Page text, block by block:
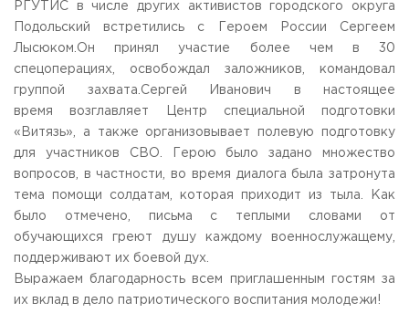
Приемная комиссия
пн-пт: с 10:00 до 17:00;
сб: с 10:00 до 15:30;
РГУТИС в числе других активистов городского округа
Подольский встретились с Героем России Сергеем
Лысюком.Он принял участие более чем в 30
спецоперациях, освобождал заложников, командовал
группой захвата.Сергей Иванович в настоящее
время возглавляет Центр специальной подготовки
«Витязь», а также организовывает полевую подготовку
для участников СВО. Герою было задано множество
вопросов, в частности, во время диалога была затронута
тема помощи солдатам, которая приходит из тыла. Как
было отмечено, письма с теплыми словами от
обучающихся греют душу каждому военнослужащему,
поддерживают их боевой дух.
Выражаем благодарность всем приглашенным гостям за
их вклад в дело патриотического воспитания молодежи!